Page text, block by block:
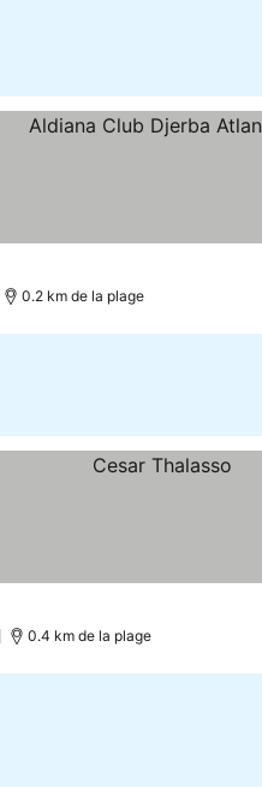
0.2 km de la plage
0.4 km de la plage